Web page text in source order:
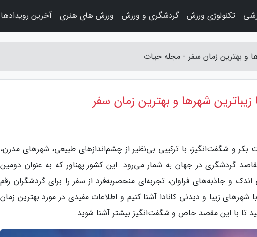
و بهترین زمان سفر - مجله حیات
زیباترین شهرها و بهترین زمان سفر
بکر و شگفت‌انگیز، با ترکیبی بی‌نظیر از چشم‌اندازهای طبیعی، شهرهای مدرن،
گردشگری در جهان به شمار می‌رود. این کشور پهناور که به عنوان دومین
و جاذبه‌های فراوان، تجربه‌ای منحصربه‌فرد از سفر را برای گردشگران رقم
زیبا و دیدنی کانادا آشنا کنیم و اطلاعات مفیدی در مورد بهترین زمان
تا با این مقصد خاص و شگفت‌انگیز بیشتر آشنا شوید.
تکنولوژی ورزش گردشگری و ورزش ورزش های هنری آخرین رویدادها